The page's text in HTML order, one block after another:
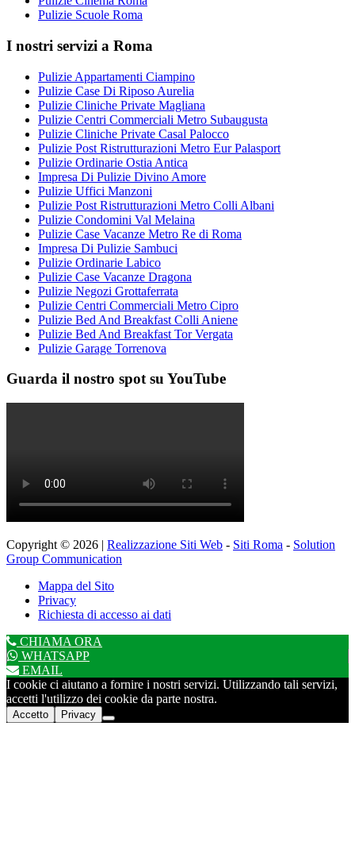
Pulizie Scuole Roma
I nostri servizi a Roma
Pulizie Appartamenti Ciampino
Pulizie Case Di Riposo Aurelia
Pulizie Cliniche Private Magliana
Pulizie Centri Commerciali Metro Subaugusta
Pulizie Cliniche Private Casal Palocco
Pulizie Post Ristrutturazioni Metro Eur Palasport
Pulizie Ordinarie Ostia Antica
Impresa Di Pulizie Divino Amore
Pulizie Uffici Manzoni
Pulizie Post Ristrutturazioni Metro Colli Albani
Pulizie Condomini Val Melaina
Pulizie Case Vacanze Metro Re di Roma
Impresa Di Pulizie Sambuci
Pulizie Ordinarie Labico
Pulizie Case Vacanze Dragona
Pulizie Negozi Grottaferrata
Pulizie Centri Commerciali Metro Cipro
Pulizie Bed And Breakfast Colli Aniene
Pulizie Bed And Breakfast Tor Vergata
Pulizie Garage Torrenova
Guarda il nostro spot su YouTube
Copyright © 2026 | Realizzazione Siti Web - Siti Roma - Solution
Group Communication
Mappa del Sito
Privacy
Richiesta di accesso ai dati
CHIAMA ORA
WHATSAPP
EMAIL
I cookie ci aiutano a fornire i nostri servizi. Utilizzando tali servizi,
accetti l'utilizzo dei cookie da parte nostra.
Accetto Privacy